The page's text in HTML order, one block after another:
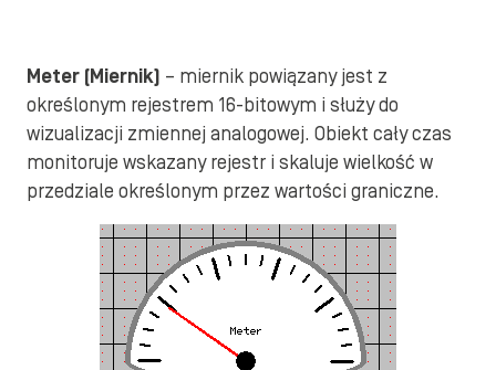
Meter (Miernik) – miernik powiązany jest z
określonym rejestrem 16-bitowym i służy do
wizualizacji zmiennej analogowej. Obiekt cały czas
monitoruje wskazany rejestr i skaluje wielkość w
przedziale określonym przez wartości graniczne.